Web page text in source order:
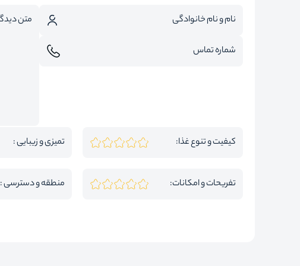
کیفیت و تنوع غذا: تمیزی و زیبایی :
تفریحات و امکانات: منطقه و دسترسی :